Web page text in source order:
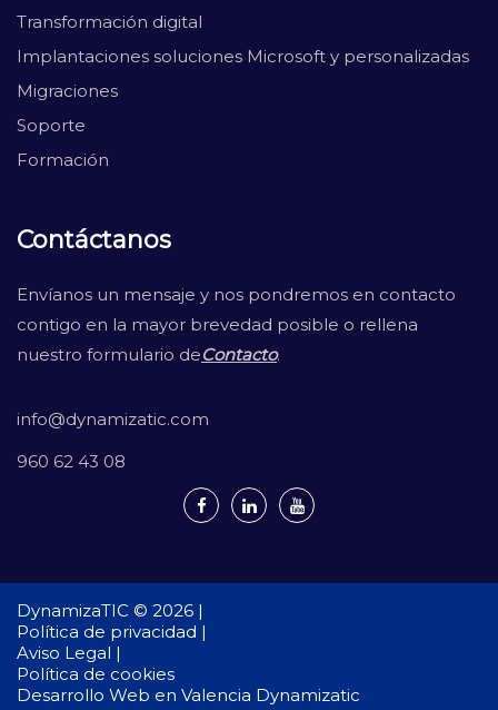
Transformación digital
Implantaciones soluciones Microsoft y personalizadas
Migraciones
Soporte
Formación
Contáctanos
Envíanos un mensaje y nos pondremos en contacto
contigo en la mayor brevedad posible o rellena
nuestro formulario deContacto.
info@dynamizatic.com
960 62 43 08
DynamizaTIC © 2026 |
Política de privacidad |
Aviso Legal |
Política de cookies
Desarrollo Web en Valencia Dynamizatic